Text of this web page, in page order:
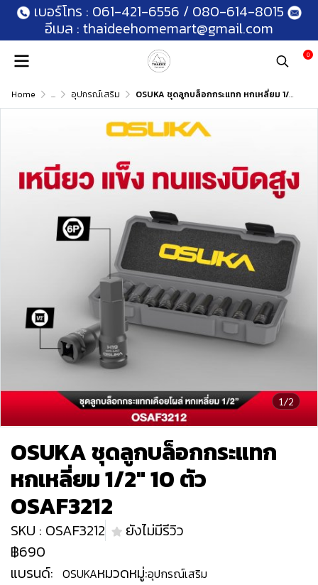
เบอร์โทร : 061-421-6556 / 080-614-8015
อีเมล : thaideehomemart@gmail.com
0
Home ... อุปกรณ์เสริม OSUKA ชุดลูกบล็อกกระแทก หกเหลี่ยม 1/2" 10 ตัว OSAF3212
1/2
OSUKA ชุดลูกบล็อกกระแทก
หกเหลี่ยม 1/2" 10 ตัว
OSAF3212
SKU : OSAF3212
ยังไม่มีรีวิว
฿690
แบรนด์: OSUKAหมวดหมู่:อุปกรณ์เสริม